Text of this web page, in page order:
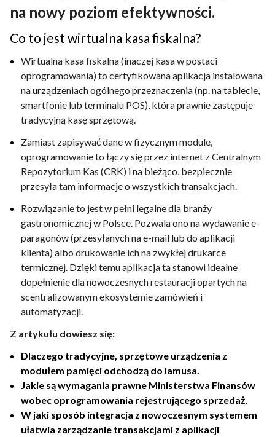
na nowy poziom efektywności.
Co to jest wirtualna kasa fiskalna?
Wirtualna kasa fiskalna (inaczej kasa w postaci
oprogramowania) to certyfikowana aplikacja instalowana
na urządzeniach ogólnego przeznaczenia (np. na tablecie,
smartfonie lub terminalu POS), która prawnie zastępuje
tradycyjną kasę sprzętową.
Zamiast zapisywać dane w fizycznym module,
oprogramowanie to łączy się przez internet z Centralnym
Repozytorium Kas (CRK) i na bieżąco, bezpiecznie
przesyła tam informacje o wszystkich transakcjach.
Rozwiązanie to jest w pełni legalne dla branży
gastronomicznej w Polsce. Pozwala ono na wydawanie e-
paragonów (przesyłanych na e-mail lub do aplikacji
klienta) albo drukowanie ich na zwykłej drukarce
termicznej. Dzięki temu aplikacja ta stanowi idealne
dopełnienie dla nowoczesnych restauracji opartych na
scentralizowanym ekosystemie zamówień i
automatyzacji.
Z artykułu dowiesz się:
Dlaczego tradycyjne, sprzętowe urządzenia z
modułem pamięci odchodzą do lamusa.
Jakie są wymagania prawne Ministerstwa Finansów
wobec oprogramowania rejestrującego sprzedaż.
W jaki sposób integracja z nowoczesnym systemem
ułatwia zarządzanie transakcjami z aplikacji